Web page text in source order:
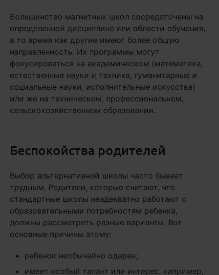
Большинство магнитных школ сосредоточены на
определенной дисциплине или области обучения,
в то время как другие имеют более общую
направленность. Их программы могут
фокусироваться на академическом (математика,
естественные науки и техника, гуманитарные и
социальные науки, исполнительные искусства)
или же на техническом, профессиональном,
сельскохозяйственном образовании.
Беспокойства родителей
Выбор альтернативной школы часто бывает
трудным. Родители, которые считают, что
стандартные школы неадекватно работают с
образовательными потребностям ребенка,
должны рассмотреть разные варианты. Вот
основные причины этому:
ребенок необычайно одарен;
имеет особый талант или интерес, например,